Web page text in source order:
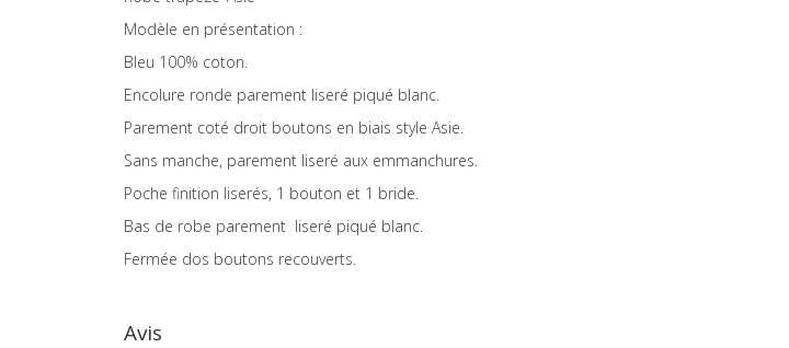
images
gallery
Modèle en présentation :
Bleu 100% coton.
Encolure ronde parement liseré piqué blanc.
Parement coté droit boutons en biais style Asie.
Sans manche, parement liseré aux emmanchures.
Poche finition liserés, 1 bouton et 1 bride.
Bas de robe parement liseré piqué blanc.
Fermée dos boutons recouverts.
Avis